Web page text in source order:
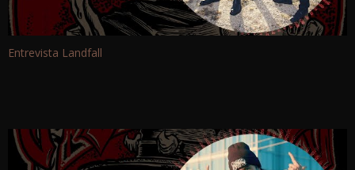
Entrevista Landfall